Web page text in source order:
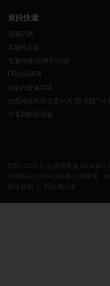
資訊快遞
最新消息
客服留言版
電腦維修(估價單討論)
FB粉絲專頁
經銷商會員申請
技嘉維修到府收送申請 (限電腦門市)
筆電詢價留言版